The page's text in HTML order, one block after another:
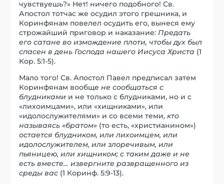
чувствуешь?» Нет! ничего подобного! Св.
Апостол тотчас же осудил этого грешника, и
Коринфянам повелел осудить его, вынеся ему
строжайший приговор и наказание: Предать
его сатане во измождение плоти, чтобы дух был
спасен в день Господа нашего Иисуса Христа (1
Кор. 5:1-5).
Мало того! Св. Апостол Павел предписал затем
Коринфянам вообщене сообщаться с
блудниками и не только с блудниками, но и с
«лихоимцами», или «хищниками», или
«идолослужителями» и со всеми теми,кто
называясь «братом» (то есть, «христианином»)
остается блудником, или лихоимцем, или
идолослужителем, или злоречивым, или
пьяницею, или хищником; с таким даже и не
есть вместе… извергните развращенного из
среды вас (1 Коринф. 5:9-13).